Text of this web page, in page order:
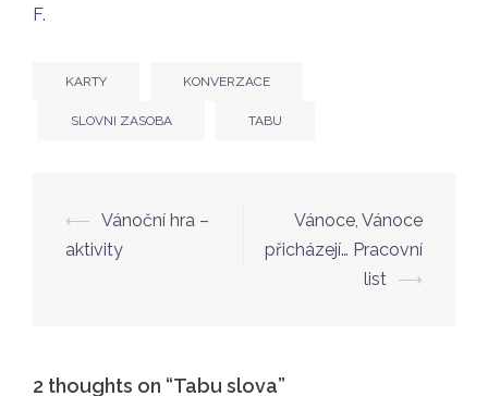
F.
KARTY KONVERZACE
SLOVNI ZASOBA TABU
Post
navigation
⟵ Vánoční hra –
aktivity
Vánoce, Vánoce
přicházejí… Pracovní
list ⟶
2 thoughts on “Tabu slova”